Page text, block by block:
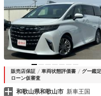
販売店保証 車両状態評価書 グー鑑定
ローン仮審査
和歌山県和歌山市 新車王国